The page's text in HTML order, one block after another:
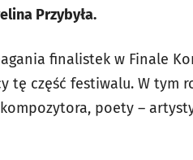
Przybyła.
finalistek w Finale
tę część festiwalu. W tym
poety –